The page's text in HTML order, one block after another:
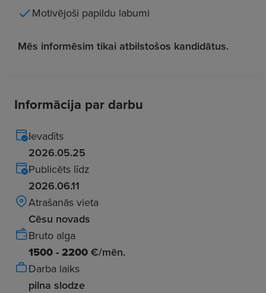
Motivējoši papildu labumi
Mēs informēsim tikai atbilstošos kandidātus.
Informācija par darbu
Ievadīts
2026.05.25
Publicēts līdz
2026.06.11
Atrašanās vieta
Cēsu novads
Bruto alga
1500 - 2200 €/mēn.
Darba laiks
pilna slodze